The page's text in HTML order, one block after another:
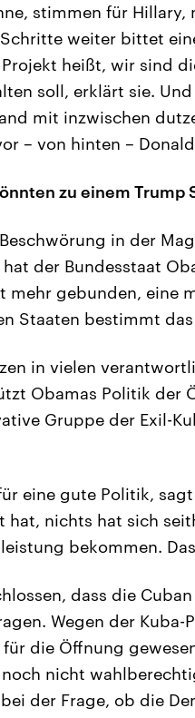
stimmen für Hillary,
weiter bittet
heißt, wir sind
soll, erklärt sie.
mit inzwischen
– von hinten –
zu einem Trump
in der
hat der Bundesstaat
gebunden, eine
Staaten bestimmt
in vielen
Obamas Politik der
Gruppe der Exil-
eine gute Politik,
nichts hat sich
bekommen.
dass die
Wegen der
die Öffnung
nicht
der Frage, ob die